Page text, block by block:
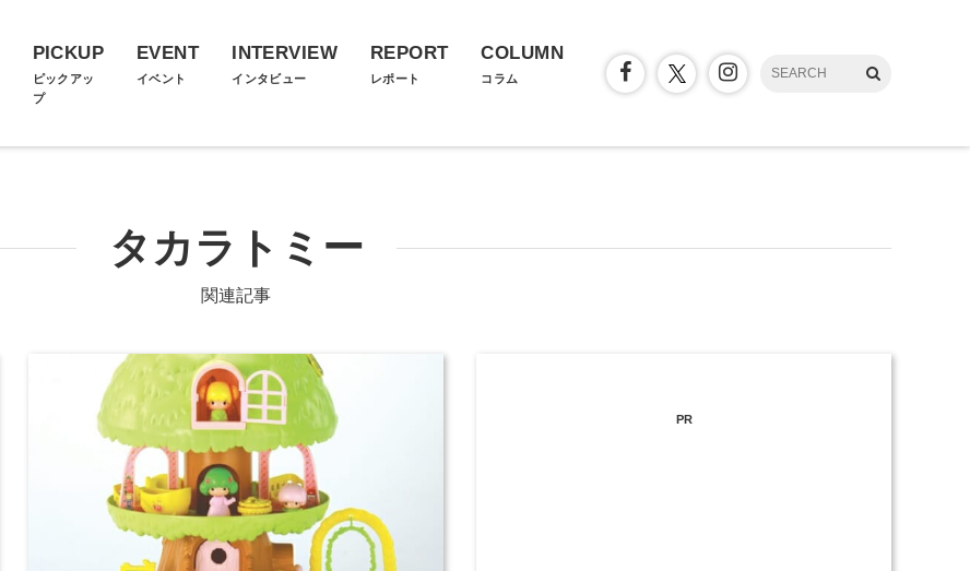
PICKUP
ピックアッ
プ
EVENT
イベント
INTERVIEW
インタビュー
REPORT
レポート
COLUMN
コラム
タカラトミー
関連記事
PR